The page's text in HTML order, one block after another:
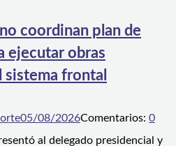
coordinan plan de
ejecutar obras
frontal
05/08/2026Comentarios: 0
al delegado presidencial y